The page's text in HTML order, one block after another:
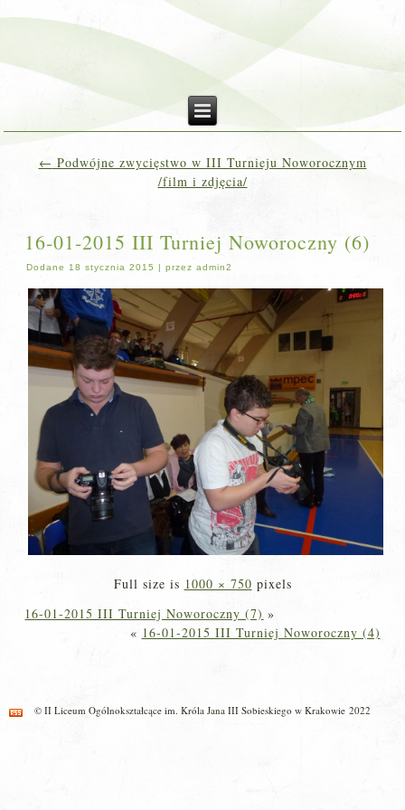
← Podwójne zwycięstwo w III Turnieju Noworocznym
/film i zdjęcia/
16-01-2015 III Turniej Noworoczny (6)
Dodane 18 stycznia 2015 |przez admin2
Full size is 1000 × 750 pixels
16-01-2015 III Turniej Noworoczny (7) »
« 16-01-2015 III Turniej Noworoczny (4)
© II Liceum Ogólnokształcące im. Króla Jana III Sobieskiego w Krakowie 2022